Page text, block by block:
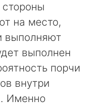
стороны
на место,
выполняют
выполнен
порчи
внутри
Именно